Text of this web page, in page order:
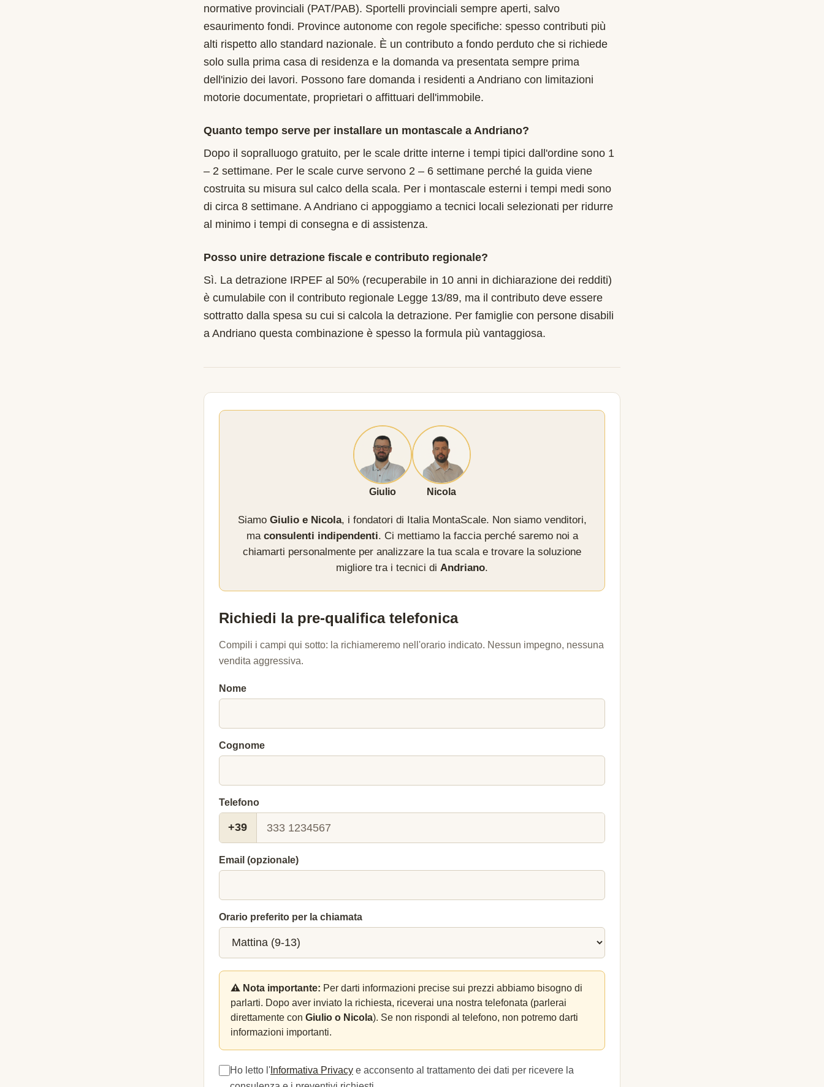
normative provinciali (PAT/PAB). Sportelli provinciali sempre aperti, salvo
esaurimento fondi. Province autonome con regole specifiche: spesso contributi più
alti rispetto allo standard nazionale. È un contributo a fondo perduto che si richiede
solo sulla prima casa di residenza e la domanda va presentata sempre prima
dell'inizio dei lavori. Possono fare domanda i residenti a Andriano con limitazioni
motorie documentate, proprietari o affittuari dell'immobile.
Quanto tempo serve per installare un montascale a Andriano?
Dopo il sopralluogo gratuito, per le scale dritte interne i tempi tipici dall'ordine sono 1
– 2 settimane. Per le scale curve servono 2 – 6 settimane perché la guida viene
costruita su misura sul calco della scala. Per i montascale esterni i tempi medi sono
di circa 8 settimane. A Andriano ci appoggiamo a tecnici locali selezionati per ridurre
al minimo i tempi di consegna e di assistenza.
Posso unire detrazione fiscale e contributo regionale?
Sì. La detrazione IRPEF al 50% (recuperabile in 10 anni in dichiarazione dei redditi)
è cumulabile con il contributo regionale Legge 13/89, ma il contributo deve essere
sottratto dalla spesa su cui si calcola la detrazione. Per famiglie con persone disabili
a Andriano questa combinazione è spesso la formula più vantaggiosa.
Giulio Nicola
Siamo Giulio e Nicola, i fondatori di Italia MontaScale. Non siamo venditori,
ma consulenti indipendenti. Ci mettiamo la faccia perché saremo noi a
chiamarti personalmente per analizzare la tua scala e trovare la soluzione
migliore tra i tecnici di Andriano.
Richiedi la pre-qualifica telefonica
Compili i campi qui sotto: la richiameremo nell'orario indicato. Nessun impegno, nessuna
vendita aggressiva.
Nome
Cognome
Telefono
+39
Email (opzionale)
Orario preferito per la chiamata
⚠️ Nota importante: Per darti informazioni precise sui prezzi abbiamo bisogno di
parlarti. Dopo aver inviato la richiesta, riceverai una nostra telefonata (parlerai
direttamente con Giulio o Nicola). Se non rispondi al telefono, non potremo darti
informazioni importanti.
Ho letto l' Informativa Privacy e acconsento al trattamento dei dati per ricevere la